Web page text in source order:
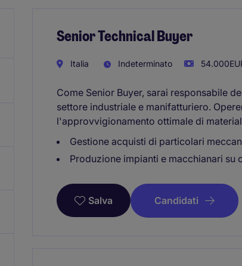
Senior Technical Buyer
Italia Indeterminato
Come Senior Buyer, sarai responsabile
settore industriale e manifatturiero.
l'approvvigionamento ottimale di
Gestione acquisti di particolari
Produzione impianti e macchianari su
Salva Candidati